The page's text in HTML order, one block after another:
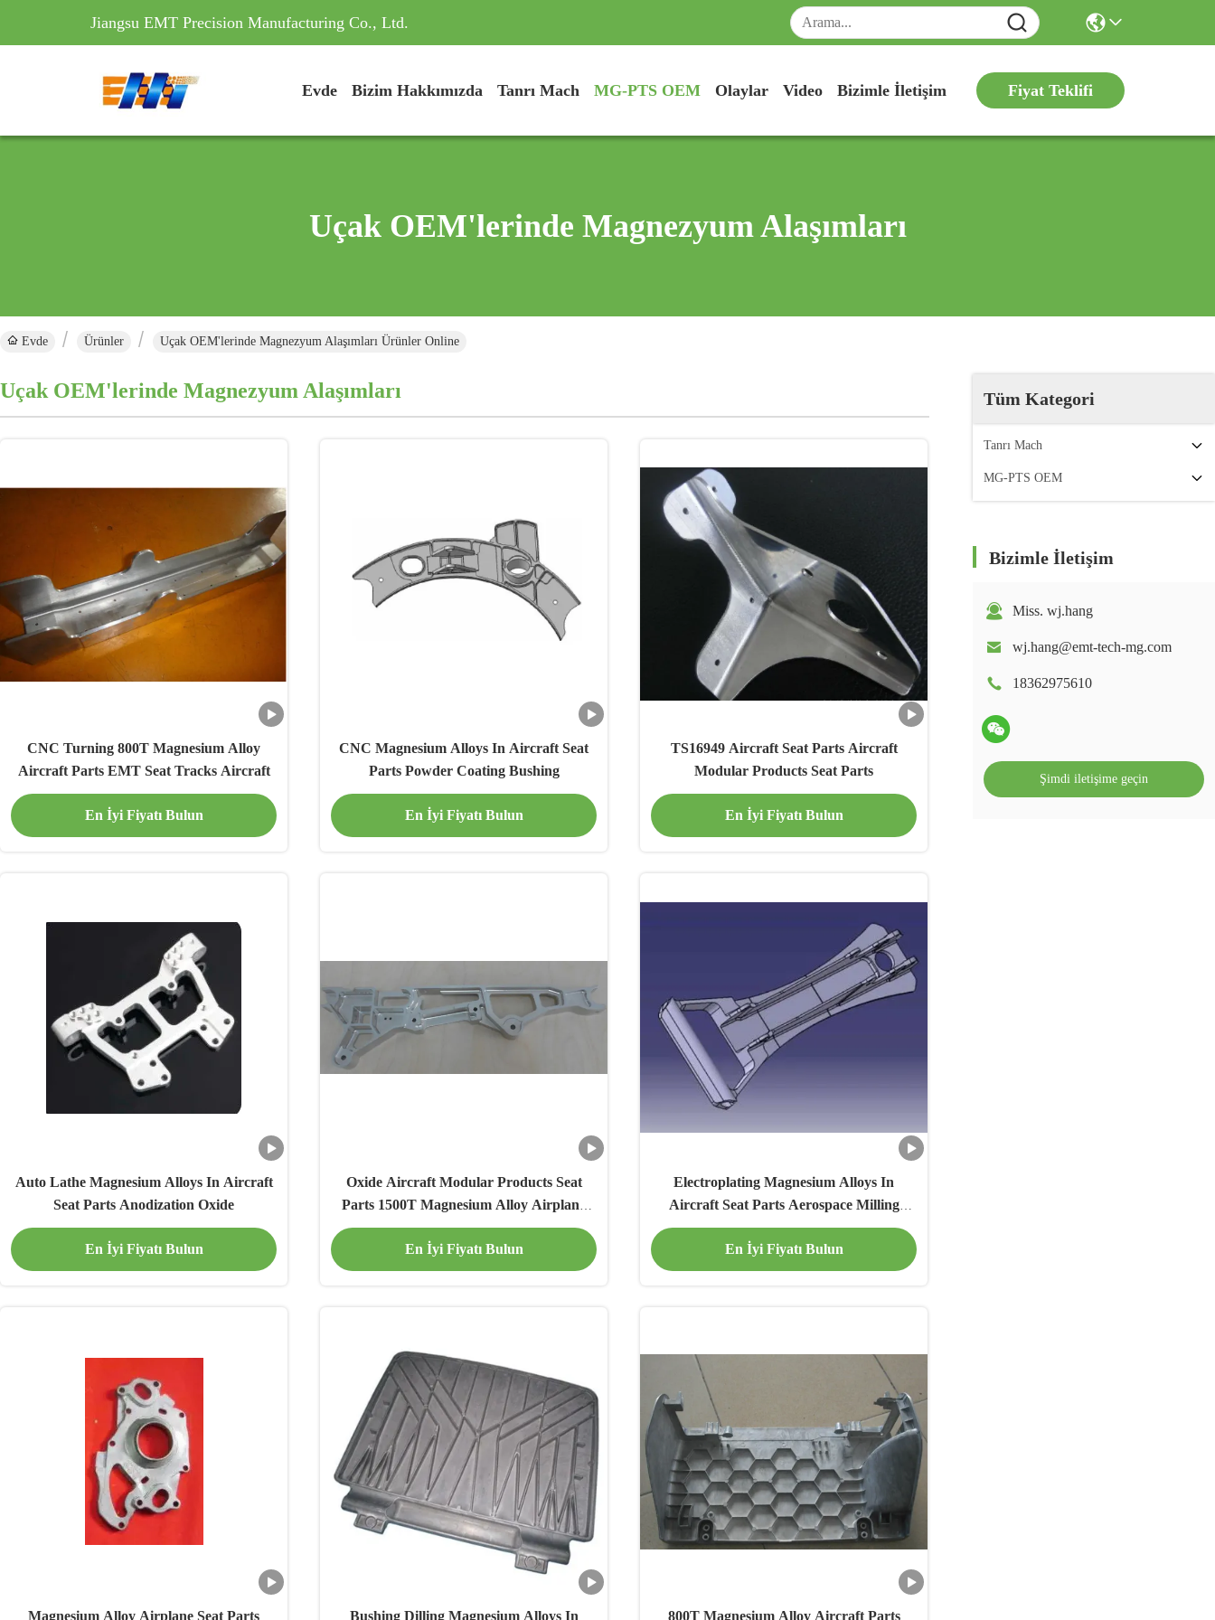
Jiangsu EMT Precision Manufacturing Co., Ltd.
Evde Bizim Hakkımızda Tanrı Mach MG-PTS OEM Olaylar Video Bizimle İletişim Fiyat Teklifi
Uçak OEM'lerinde Magnezyum Alaşımları
Evde Ürünler Uçak OEM'lerinde Magnezyum Alaşımları Ürünler Online
Tüm Kategori
Tanrı Mach
MG-PTS OEM
Bizimle İletişim
Miss. wj.hang
wj.hang@emt-tech-mg.com
18362975610
Şimdi iletişime geçin
Uçak OEM'lerinde Magnezyum Alaşımları
CNC Turning 800T Magnesium Alloy
Aircraft Parts EMT Seat Tracks Aircraft
En İyi Fiyatı Bulun
CNC Magnesium Alloys In Aircraft Seat
Parts Powder Coating Bushing
En İyi Fiyatı Bulun
TS16949 Aircraft Seat Parts Aircraft
Modular Products Seat Parts
En İyi Fiyatı Bulun
Auto Lathe Magnesium Alloys In Aircraft
Seat Parts Anodization Oxide
En İyi Fiyatı Bulun
Oxide Aircraft Modular Products Seat
Parts 1500T Magnesium Alloy Airplane
Seat Parts
En İyi Fiyatı Bulun
Electroplating Magnesium Alloys In
Aircraft Seat Parts Aerospace Milling
Parts
En İyi Fiyatı Bulun
Magnesium Alloy Airplane Seat Parts
Bushing Dilling Magnesium Alloys In
800T Magnesium Alloy Aircraft Parts